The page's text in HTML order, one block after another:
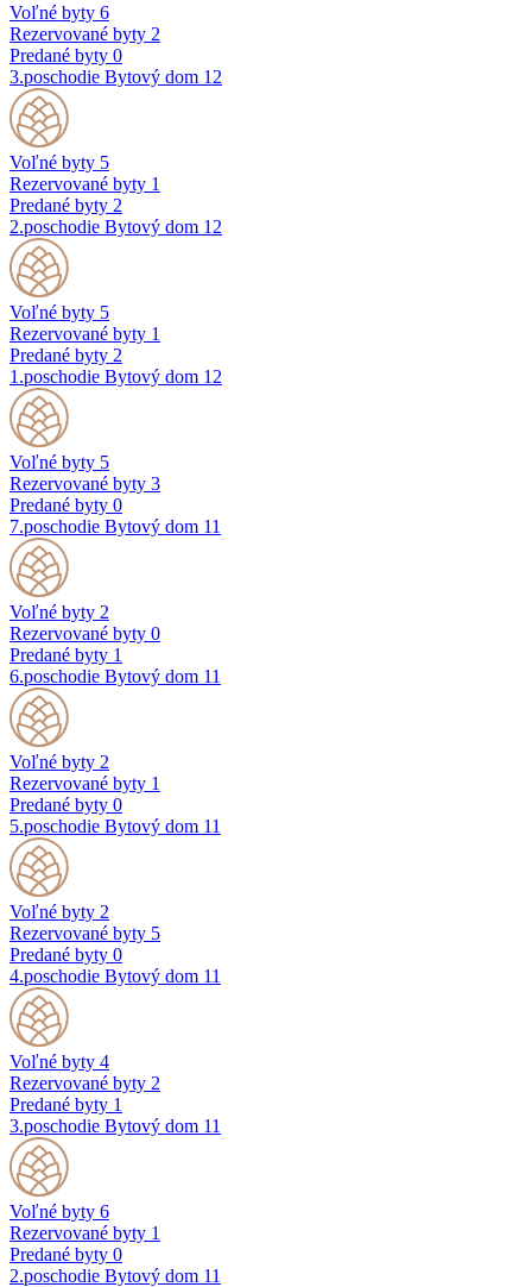
Voľné byty 6
Rezervované byty 2
Predané byty 0
3.poschodie Bytový dom 12
Voľné byty 5
Rezervované byty 1
Predané byty 2
2.poschodie Bytový dom 12
Voľné byty 5
Rezervované byty 1
Predané byty 2
1.poschodie Bytový dom 12
Voľné byty 5
Rezervované byty 3
Predané byty 0
7.poschodie Bytový dom 11
Voľné byty 2
Rezervované byty 0
Predané byty 1
6.poschodie Bytový dom 11
Voľné byty 2
Rezervované byty 1
Predané byty 0
5.poschodie Bytový dom 11
Voľné byty 2
Rezervované byty 5
Predané byty 0
4.poschodie Bytový dom 11
Voľné byty 4
Rezervované byty 2
Predané byty 1
3.poschodie Bytový dom 11
Voľné byty 6
Rezervované byty 1
Predané byty 0
2.poschodie Bytový dom 11